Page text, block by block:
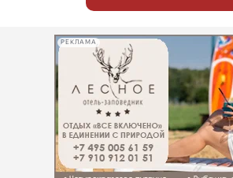
РЕКЛАМА